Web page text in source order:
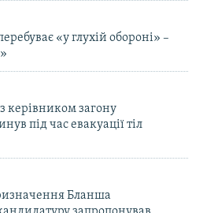
«у глухій обороні» –
керівником загону
під час евакуації тіл
Бланша